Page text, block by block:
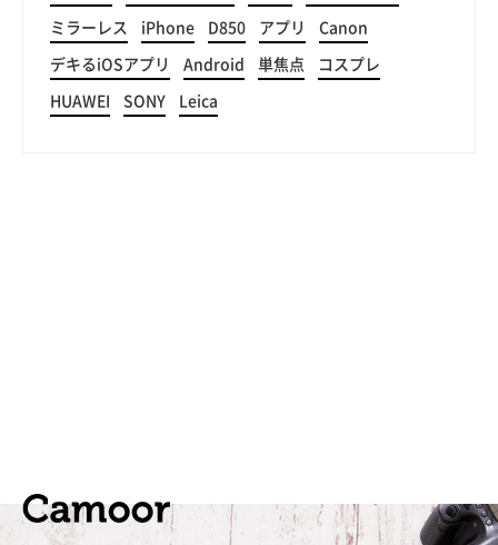
ミラーレス iPhone D850 アプリ Canon
デキるiOSアプリ Android 単焦点 コスプレ
HUAWEI SONY Leica